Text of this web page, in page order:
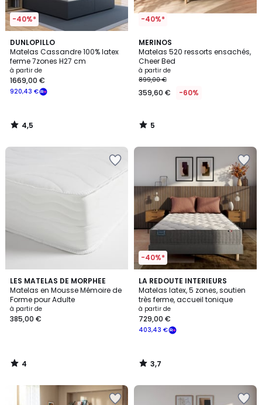
-40%*
DUNLOPILLO
Matelas Cassandre 100% latex
ferme 7zones H27 cm
à partir de
920,43 €
1669,00 €
4,5
/ 5
4,5
/
-40%*
MERINOS
Matelas 520 ressorts ensachés,
Cheer Bed
à partir de
899,00 €
359,60 € -60%
5
/
5
5
/
LES MATELAS DE MORPHEE
Matelas en Mousse Mémoire de
Forme pour Adulte
à partir de
385,00 €
4
/
5
4
/
-40%*
LA REDOUTE INTERIEURS
Matelas latex, 5 zones, soutien
très ferme, accueil tonique
à partir de
403,43 €
729,00 €
3,7
/ 5
3,7
/